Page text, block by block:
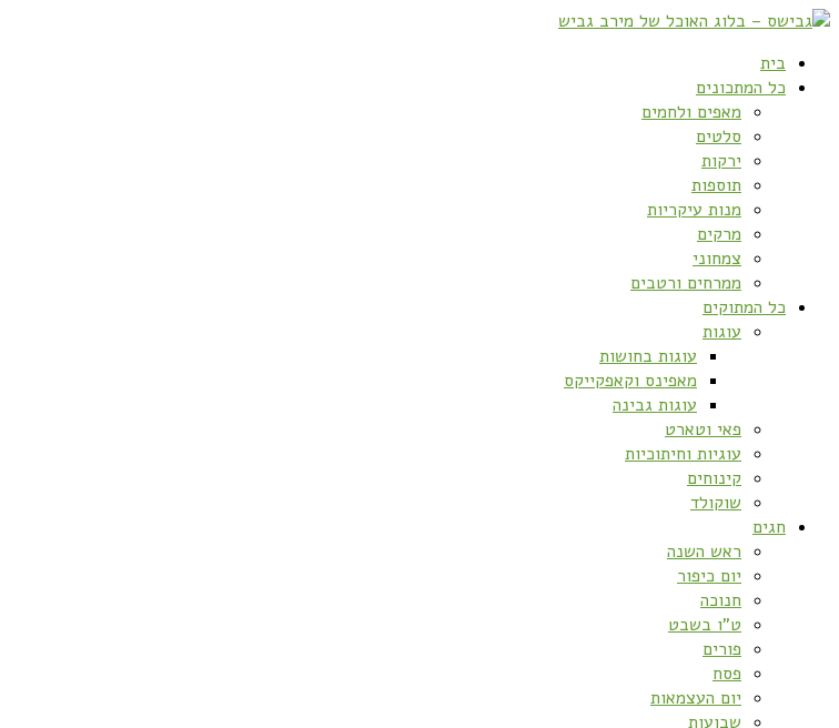
בית
כל המתכונים
מאפים ולחמים
סלטים
ירקות
תוספות
מנות עיקריות
מרקים
צמחוני
ממרחים ורטבים
כל המתוקים
עוגות
עוגות בחושות
מאפינס וקאפקייקס
עוגות גבינה
פאי וטארט
עוגיות וחיתוכיות
קינוחים
שוקולד
חגים
ראש השנה
יום כיפור
חנוכה
ט”ו בשבט
פורים
פסח
יום העצמאות
שבועות